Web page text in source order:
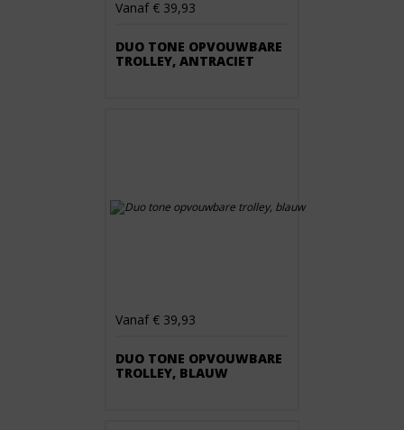
Vanaf € 39,93
DUO TONE OPVOUWBARE
TROLLEY, ANTRACIET
Vanaf € 39,93
DUO TONE OPVOUWBARE
TROLLEY, BLAUW